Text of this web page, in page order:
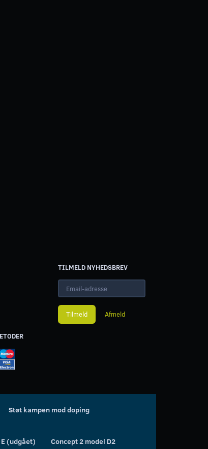
TILMELD NYHEDSBREV
Email-
adresse
Tilmeld Afmeld
Støt kampen mod doping
(udgået) Concept 2 model D2